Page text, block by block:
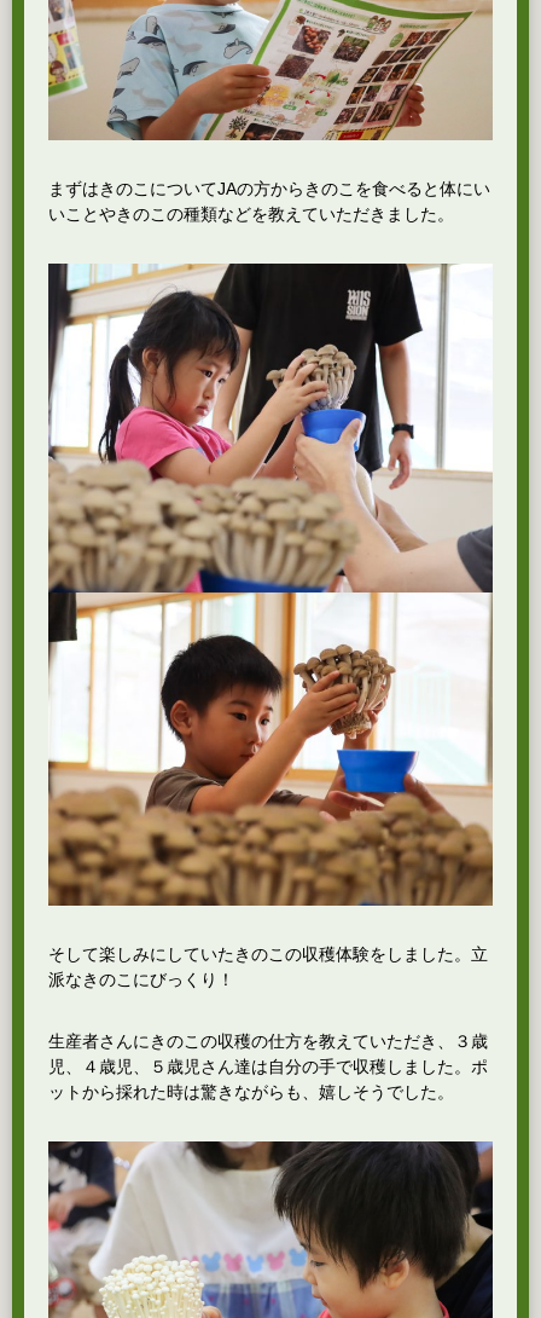
まずはきのこについてJAの方からきのこを食べると体にい
いことやきのこの種類などを教えていただきました。
そして楽しみにしていたきのこの収穫体験をしました。立
派なきのこにびっくり！
生産者さんにきのこの収穫の仕方を教えていただき、３歳
児、４歳児、５歳児さん達は自分の手で収穫しました。ポ
ットから採れた時は驚きながらも、嬉しそうでした。